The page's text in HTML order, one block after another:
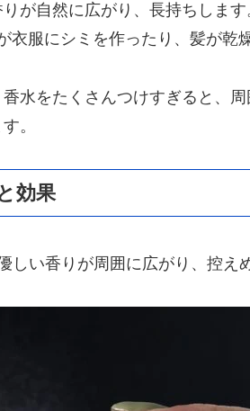
が自然に広がり、長持ちしま
衣服にシミを作ったり、髪が乾
水をたくさんつけすぎると、
。
効果
い香りが周囲に広がり、控え